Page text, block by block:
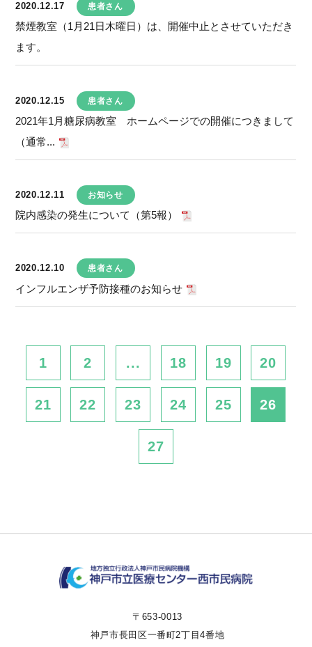
2020.12.17 患者さん
禁煙教室（1月21日木曜日）は、開催中止とさせていただき
ます。
2020.12.15 患者さん
2021年1月糖尿病教室 ホームページでの開催につきまして
（通常...
2020.12.11 お知らせ
院内感染の発生について（第5報）
2020.12.10 患者さん
インフルエンザ予防接種のお知らせ
1 2 ... 18 19 20
21 22 23 24 25 26
27
〒653-0013
神戸市長田区一番町2丁目4番地